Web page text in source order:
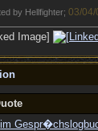
by Hellfighter; 03/04/
im